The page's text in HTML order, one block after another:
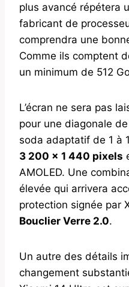
plus avancé répétera
fabricant de
comprendra une
Comme ils comptent
un minimum de 512
L’écran ne sera pas
pour une diagonale de
soda adaptatif de 1 à
3 200 x 1 440 pixels
AMOLED. Une
élevée qui arrivera
protection signée par
Bouclier Verre 2.0.
Un autre des détails
changement